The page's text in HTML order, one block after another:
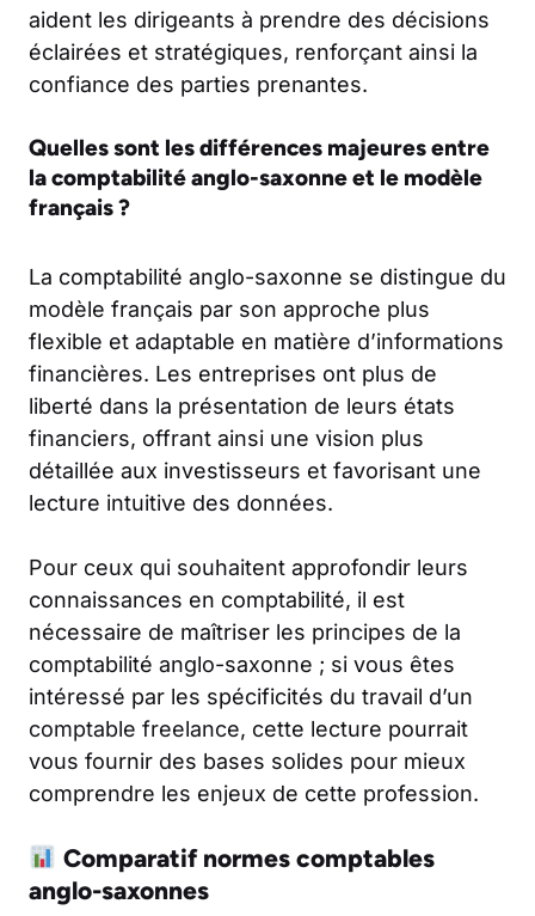
aident les dirigeants à prendre des décisions
éclairées et stratégiques, renforçant ainsi la
confiance des parties prenantes.
Quelles sont les différences majeures entre
la comptabilité anglo-saxonne et le modèle
français ?
La comptabilité anglo-saxonne se distingue du
modèle français par son approche plus
flexible et adaptable en matière d’informations
financières. Les entreprises ont plus de
liberté dans la présentation de leurs états
financiers, offrant ainsi une vision plus
détaillée aux investisseurs et favorisant une
lecture intuitive des données.
Pour ceux qui souhaitent approfondir leurs
connaissances en comptabilité, il est
nécessaire de maîtriser les principes de la
comptabilité anglo-saxonne ; si vous êtes
intéressé par les spécificités du travail d’un
comptable freelance, cette lecture pourrait
vous fournir des bases solides pour mieux
comprendre les enjeux de cette profession.
Comparatif normes comptables
anglo-saxonnes